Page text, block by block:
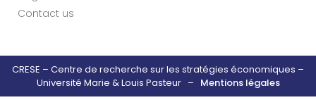
Contact us
CRESE – Centre de recherche sur les stratégies économiques –
Université Marie & Louis Pasteur – Mentions légales